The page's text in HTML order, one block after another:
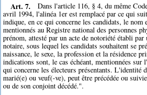
Art. 7.
Dans l'article 116, § 4, du même
avril 1994, l'alinéa 1er est remplacé par ce qui
indique, en ce qui concerne les candidats, le nom
mentionnés au Registre national des personnes
prénom, attesté par un acte de notoriété établi
notaire, sous lequel les candidats souhaitent se
naissance, le sexe, la profession et la résidence
indications sont, le cas échéant, mentionnées sur
qui concerne les électeurs présentants. L'identité
marié(e) ou veuf(-ve), peut être précédée ou
ou de son conjoint décédé.".